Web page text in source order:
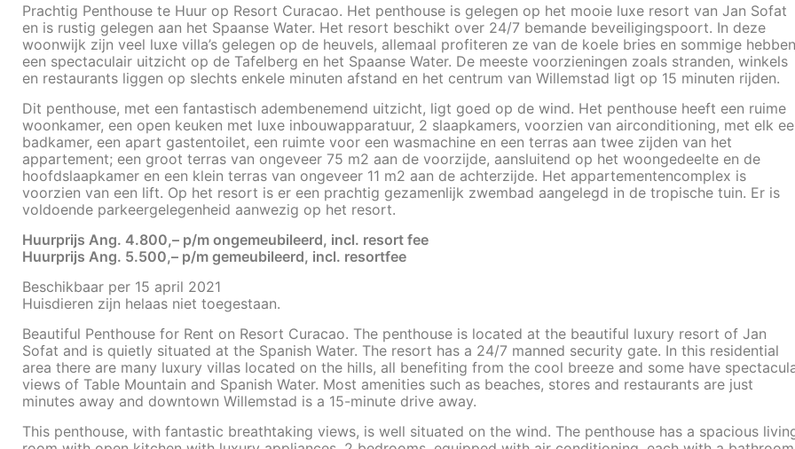
Prachtig Penthouse te Huur op Resort Curacao. Het penthouse is gelegen op het mooie luxe resort van Jan Sofat
en is rustig gelegen aan het Spaanse Water. Het resort beschikt over 24/7 bemande beveiligingspoort. In deze
woonwijk zijn veel luxe villa’s gelegen op de heuvels, allemaal profiteren ze van de koele bries en sommige hebben
een spectaculair uitzicht op de Tafelberg en het Spaanse Water. De meeste voorzieningen zoals stranden, winkels
en restaurants liggen op slechts enkele minuten afstand en het centrum van Willemstad ligt op 15 minuten rijden.
Dit penthouse, met een fantastisch adembenemend uitzicht, ligt goed op de wind. Het penthouse heeft een ruime
woonkamer, een open keuken met luxe inbouwapparatuur, 2 slaapkamers, voorzien van airconditioning, met elk
badkamer, een apart gastentoilet, een ruimte voor een wasmachine en een terras aan twee zijden van het
appartement; een groot terras van ongeveer 75 m2 aan de voorzijde, aansluitend op het woongedeelte en de
hoofdslaapkamer en een klein terras van ongeveer 11 m2 aan de achterzijde. Het appartementencomplex is
voorzien van een lift. Op het resort is er een prachtig gezamenlijk zwembad aangelegd in de tropische tuin. Er is
voldoende parkeergelegenheid aanwezig op het resort.
Huurprijs Ang. 4.800,– p/m ongemeubileerd, incl. resort fee
Huurprijs Ang. 5.500,– p/m gemeubileerd, incl. resortfee
Beschikbaar per 15 april 2021
Huisdieren zijn helaas niet toegestaan.
Beautiful Penthouse for Rent on Resort Curacao. The penthouse is located at the beautiful luxury resort of Jan
Sofat and is quietly situated at the Spanish Water. The resort has a 24/7 manned security gate. In this residential
area there are many luxury villas located on the hills, all benefiting from the cool breeze and some have
views of Table Mountain and Spanish Water. Most amenities such as beaches, stores and restaurants are just
minutes away and downtown Willemstad is a 15-minute drive away.
This penthouse, with fantastic breathtaking views, is well situated on the wind. The penthouse has a spacious